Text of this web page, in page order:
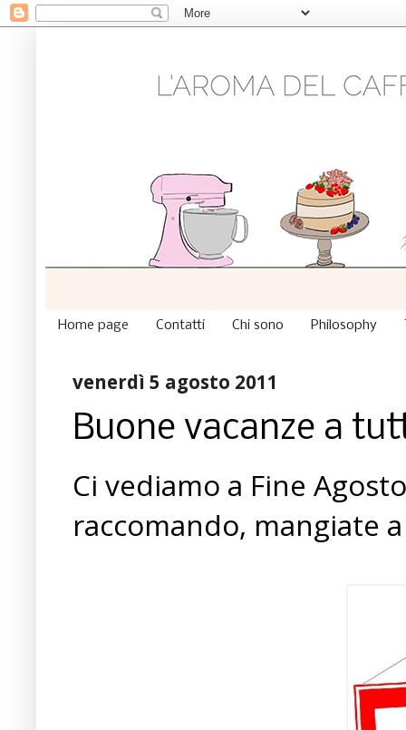
Home page Contatti Chi sono Philosophy
venerdì 5 agosto 2011
Buone vacanze a
Ci vediamo a Fine
raccomando, mangiate